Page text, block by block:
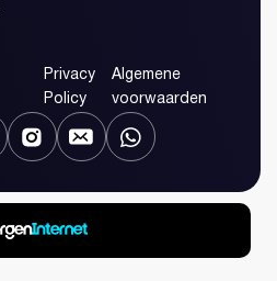
Privacy
Policy
Algemene
voorwaarden